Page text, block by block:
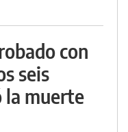
con
seis
la muerte